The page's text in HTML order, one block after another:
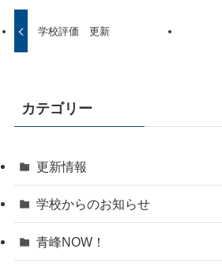
学校評価 更新
カテゴリー
更新情報
学校からのお知らせ
青峰NOW！